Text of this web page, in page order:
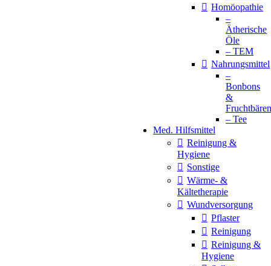
Homöopathie
–
Ätherische
Öle
– TEM
Nahrungsmittel
–
Bonbons
&
Fruchtbären
– Tee
Med. Hilfsmittel
Reinigung &
Hygiene
Sonstige
Wärme- &
Kältetherapie
Wundversorgung
Pflaster
Reinigung
Reinigung &
Hygiene